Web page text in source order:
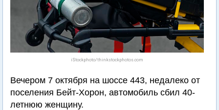
iStockphoto/thinkstockphotos.com
Вечером 7 октября на шоссе 443, недалеко от
поселения Бейт-Хорон, автомобиль сбил 40-
летнюю женщину.